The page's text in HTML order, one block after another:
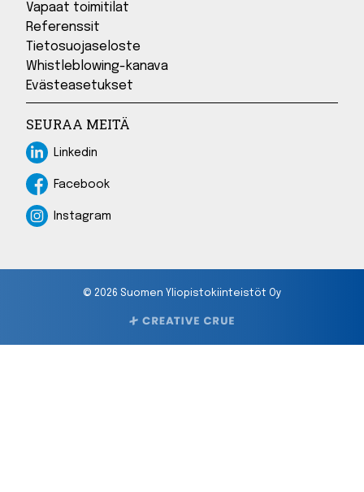
Vapaat toimitilat
Referenssit
Tietosuojaseloste
Whistleblowing-kanava
Evästeasetukset
SEURAA MEITÄ
LinkedinLinkedin
Facebook
Facebook
Instagram
Instagram
© 2026 Suomen Yliopistokiinteistöt Oy